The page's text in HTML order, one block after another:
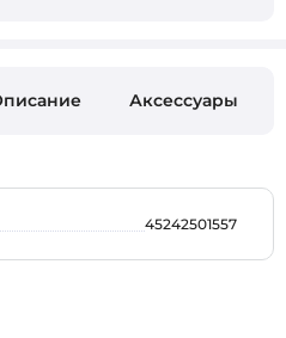
Аксессуары
45242501557